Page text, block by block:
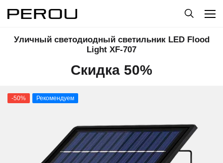
Уличный светодиодный светильник LED Flood
Light XF-707
Скидка 50%
-50% Рекомендуем